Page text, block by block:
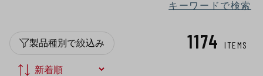
キーワードで検索
1174 ITEMS
製品種別で絞込み